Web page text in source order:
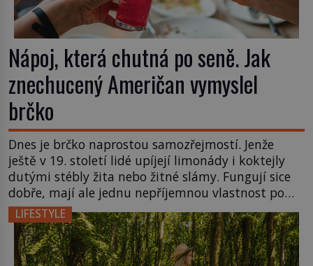
Nápoj, která chutná po seně. Jak
znechucený Američan vymyslel
brčko
Dnes je brčko naprostou samozřejmostí. Jenže
ještě v 19. století lidé upíjejí limonády i koktejly
dutými stébly žita nebo žitné slámy. Fungují sice
dobře, mají ale jednu nepříjemnou vlastnost po
chvíli se rozmáčejí a nápoji dodávají travnatou
příchuť. Právě tahle drobná nepříjemnost přivede
amerického výrobce cigaretových náustků k
nápadu, který změní způsob pití po celém […]
LIFESTYLE